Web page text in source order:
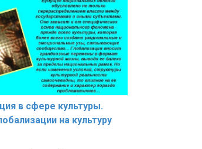
в сфере культуры.
на культуру